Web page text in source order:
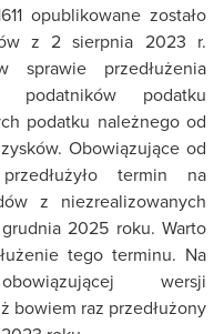
opublikowane zostało
z 2 sierpnia 2023 r.
sprawie przedłużenia
podatku
podatku należnego od
Obowiązujące od
termin na
z niezrealizowanych
2025 roku. Warto
tego terminu. Na
wersji
bowiem raz przedłużony